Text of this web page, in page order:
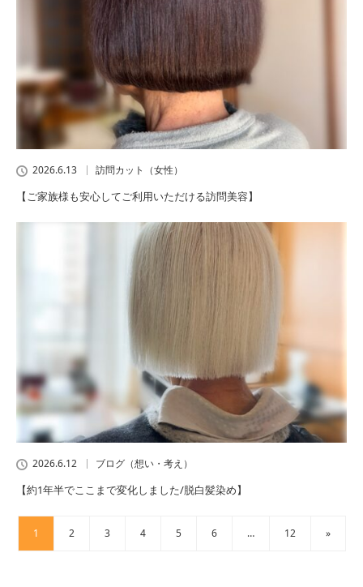
2026.6.13 訪問カット（女性）
【ご家族様も安心してご利用いただける訪問美容】
2026.6.12 ブログ（想い・考え）
【約1年半でここまで変化しました/脱白髪染め】
1 2 3 4 5 6 … 12 »